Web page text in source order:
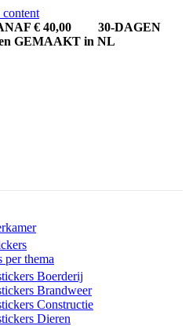
€ 40,00
30-DAGEN
GEMAAKT in NL
per thema
Boerderij
Brandweer
Constructie
Dieren